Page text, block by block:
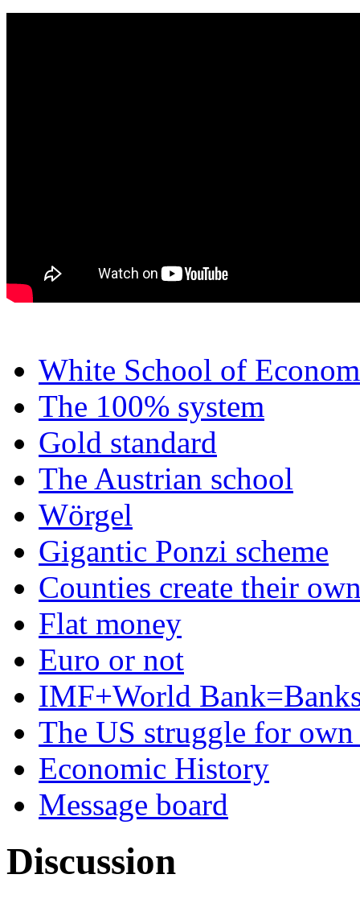
White School of
The 100% system
Gold standard
The Austrian school
Wörgel
Gigantic Ponzi scheme
Counties create their
Flat money
Euro or not
IMF+World
The US struggle for
Economic History
Message board
Discussion